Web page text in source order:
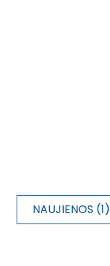
NAUJIENOS (1)